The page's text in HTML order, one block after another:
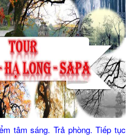
tâm sáng. Trả phòng. Tiếp tục